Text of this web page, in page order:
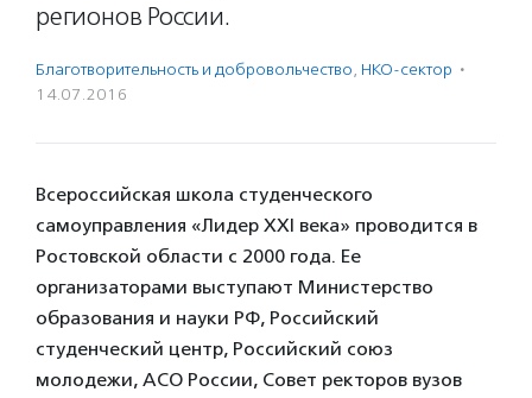
регионов России.
Благотвори­тель­ность и доброволь­чест­во, НКО-сектор ·
14.07.2016
Всероссийская школа студенческого
самоуправления «Лидер XXI века» проводится в
Ростовской области с 2000 года. Ее
организаторами выступают Министерство
образования и науки РФ, Российский
студенческий центр, Российский союз
молодежи, АСО России, Совет ректоров вузов